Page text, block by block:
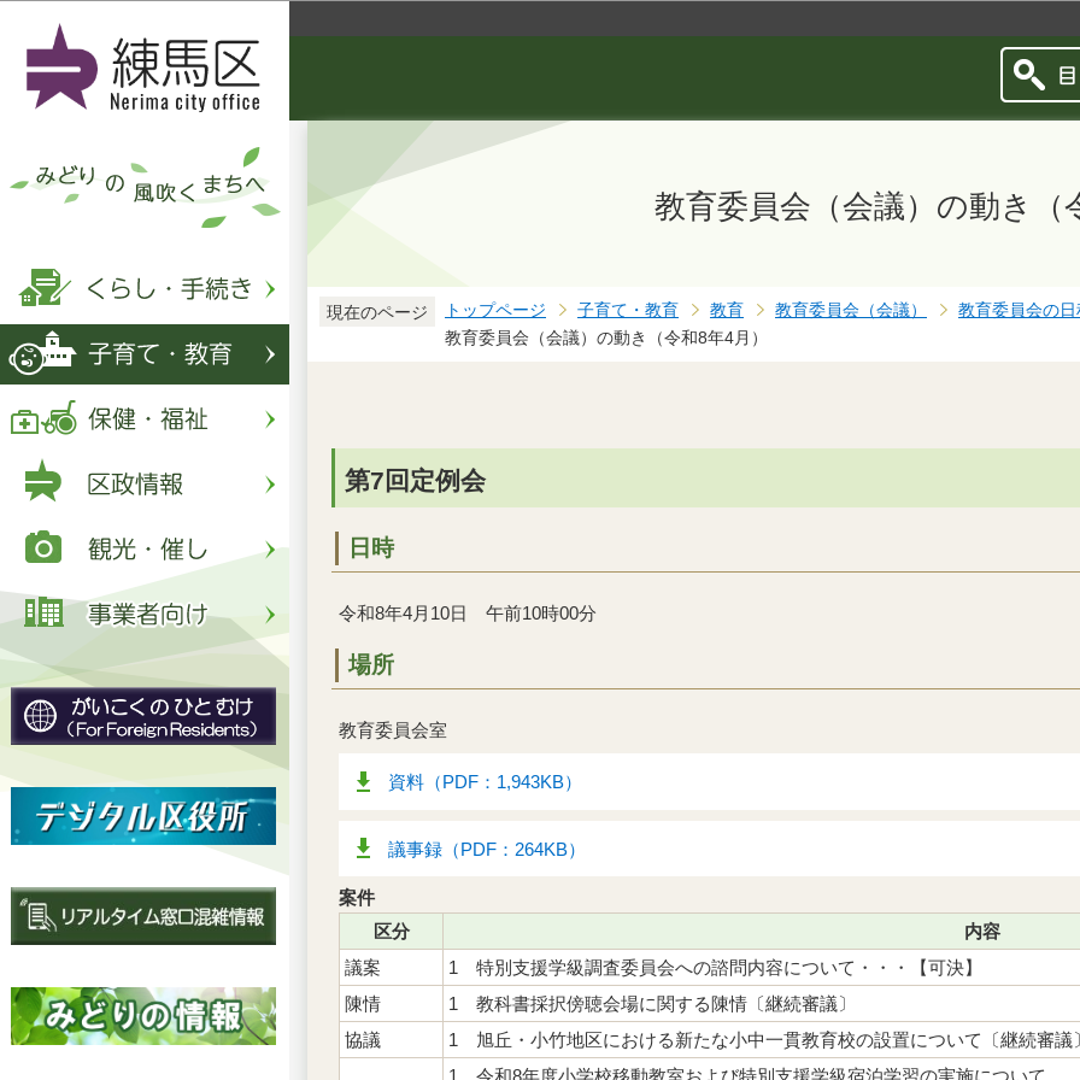
教育委員会（会議）の動き（
現在のページ トップページ 子育て・教育 教育 教育委員会（会議）
教育委員会の
教育委員会（会議）の動き（令和8年4月）
第7回定例会
日時
令和8年4月10日 午前10時00分
場所
教育委員会室
資料（PDF：1,943KB）
議事録（PDF：264KB）
案件
区分
内容
議案
1 特別支援学級調査委員会への諮問内容について・・・【可決】
陳情
1 教科書採択傍聴会場に関する陳情〔継続審議〕
協議
1 旭丘・小竹地区における新たな小中一貫教育校の設置について〔継続審議